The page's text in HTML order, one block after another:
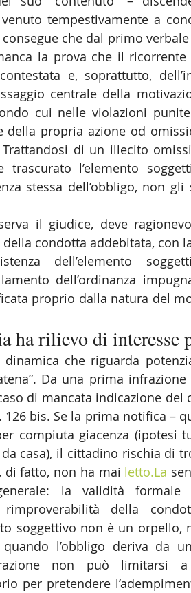
tempestivamente a
che dal primo
la prova che il
e, soprattutto,
centrale della
cui nelle violazioni
della propria azione od
di un illecito
l’elemento
stessa dell’obbligo, non
il giudice, deve
condotta addebitata, con
dell’elemento
dell’ordinanza
proprio dalla natura del
ha rilievo di interesse
che riguarda
Da una prima
di mancata indicazione del
126 bis. Se la prima notifica –
compiuta giacenza (ipotesi
da casa), il cittadino rischia di
di fatto, non ha mai letto.La
la validità
della
soggettivo non è un orpello,
l’obbligo deriva da
non può limitarsi
per pretendere